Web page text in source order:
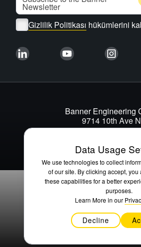
Gizlilik Politikası hükümlerini
Banner Engineering
9714 10th Ave N
1-888-3-SENSOR
Data Usage
We use technologies to collect
of our site. By clicking accept, you
these capabilities for a better
purposes.
Learn More in our
Decline